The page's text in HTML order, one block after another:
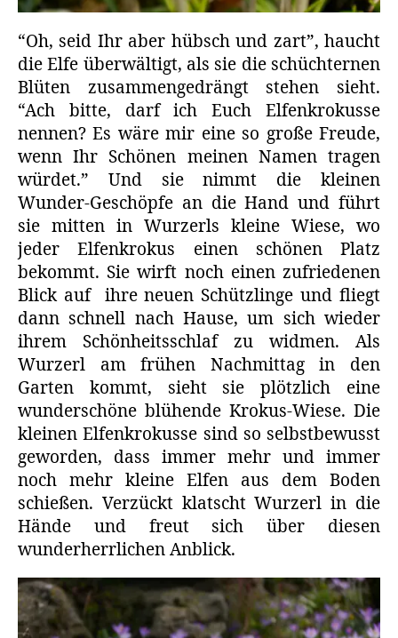
“Oh, seid Ihr aber hübsch und zart”, haucht
die Elfe überwältigt, als sie die schüchternen
Blüten zusammengedrängt stehen sieht.
“Ach bitte, darf ich Euch Elfenkrokusse
nennen? Es wäre mir eine so große Freude,
wenn Ihr Schönen meinen Namen tragen
würdet.” Und sie nimmt die kleinen
Wunder-Geschöpfe an die Hand und führt
sie mitten in Wurzerls kleine Wiese, wo
jeder Elfenkrokus einen schönen Platz
bekommt. Sie wirft noch einen zufriedenen
Blick auf ihre neuen Schützlinge und fliegt
dann schnell nach Hause, um sich wieder
ihrem Schönheitsschlaf zu widmen. Als
Wurzerl am frühen Nachmittag in den
Garten kommt, sieht sie plötzlich eine
wunderschöne blühende Krokus-Wiese. Die
kleinen Elfenkrokusse sind so selbstbewusst
geworden, dass immer mehr und immer
noch mehr kleine Elfen aus dem Boden
schießen. Verzückt klatscht Wurzerl in die
Hände und freut sich über diesen
wunderherrlichen Anblick.